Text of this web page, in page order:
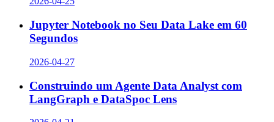
Jupyter Notebook no Seu Data Lake em 60
Segundos
2026-04-27
Construindo um Agente Data Analyst com
LangGraph e DataSpoc Lens